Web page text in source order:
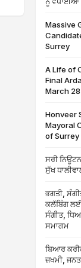
Massive
Surrey
A Life of
Final
March 28
Honveer
Mayoral
of Surrey
ਸਰੀ
ਸੁੱਖ
ਭਗਤੀ,
ਕਲੱਬਿੰਗ ਲਈ
ਸੰਗੀਤ,
ਸਮਾਗਮ
ਬਿਆਰ
ਜ਼ਖਮੀ,